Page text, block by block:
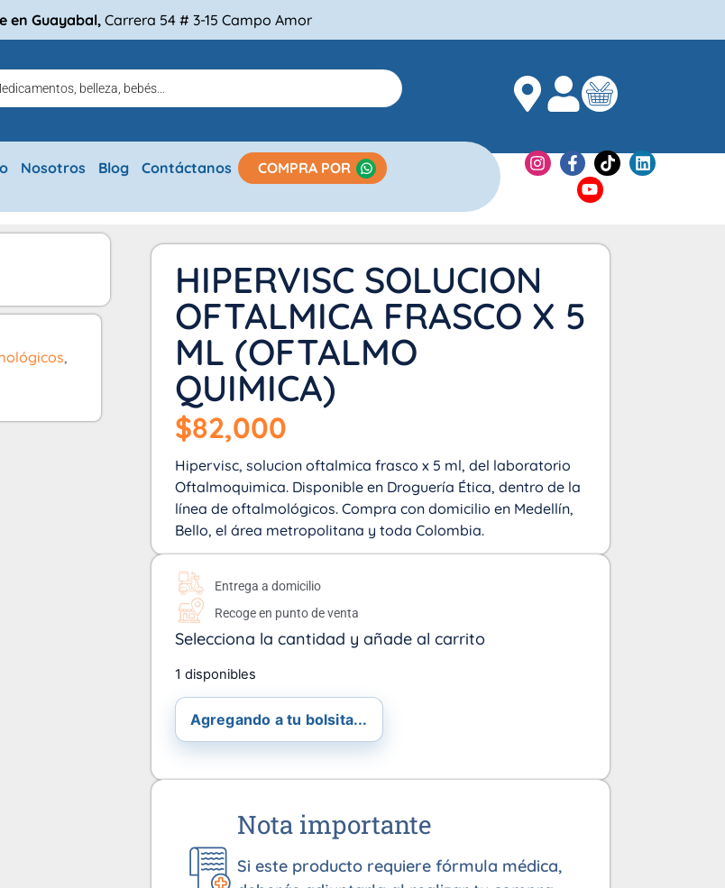
en Guayabal, Carrera 54 # 3-15 Campo Amor
Nosotros Blog Contáctanos COMPRA POR
,
HIPERVISC SOLUCION
OFTALMICA FRASCO X 5
ML (OFTALMO
QUIMICA)
$82,000
Hipervisc, solucion oftalmica frasco x 5 ml, del laboratorio
Oftalmoquimica. Disponible en Droguería Ética, dentro de la
línea de oftalmológicos. Compra con domicilio en Medellín,
Bello, el área metropolitana y toda Colombia.
Entrega a domicilio
Recoge en punto de venta
Selecciona la cantidad y añade al carrito
1 disponibles
Agregando a tu bolsita...
Nota importante
Si este producto requiere fórmula médica,